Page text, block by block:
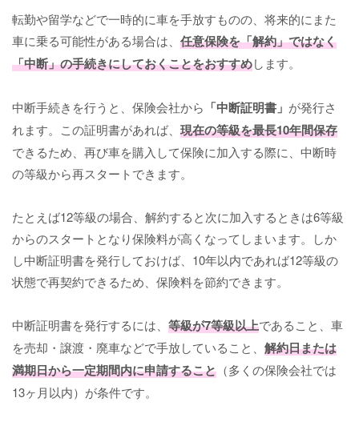
転勤や留学などで一時的に車を手放すものの、将来的にまた
車に乗る可能性がある場合は、 任意保険を「解約」ではなく
「中断」の手続きにしておくことをおすすめします。
中断手続きを行うと、保険会社から 「中断証明書」 が発行さ
れます。この証明書があれば、 現在の等級を最長10年間保存
できるため、再び車を購入して保険に加入する際に、中断時
の等級から再スタートできます。
たとえば12等級の場合、解約すると次に加入するときは6等級
からのスタートとなり保険料が高くなってしまいます。しか
し中断証明書を発行しておけば、10年以内であれば12等級の
状態で再契約できるため、保険料を節約できます。
中断証明書を発行するには、 等級が7等級以上であること、車
を売却・譲渡・廃車などで手放していること、 解約日または
満期日から一定期間内に申請すること （多くの保険会社では
13ヶ月以内）が条件です。